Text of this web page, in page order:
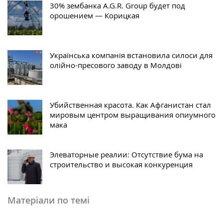
30% зембанка A.G.R. Group будет под
орошением — Корицкая
Українська компанія встановила силоси для
олійно-пресового заводу в Молдові
Убийственная красота. Как Афганистан стал
мировым центром выращивания опиумного
мака
Элеваторные реалии: Отсутствие бума на
строительство и высокая конкуренция
Матеріали по темі